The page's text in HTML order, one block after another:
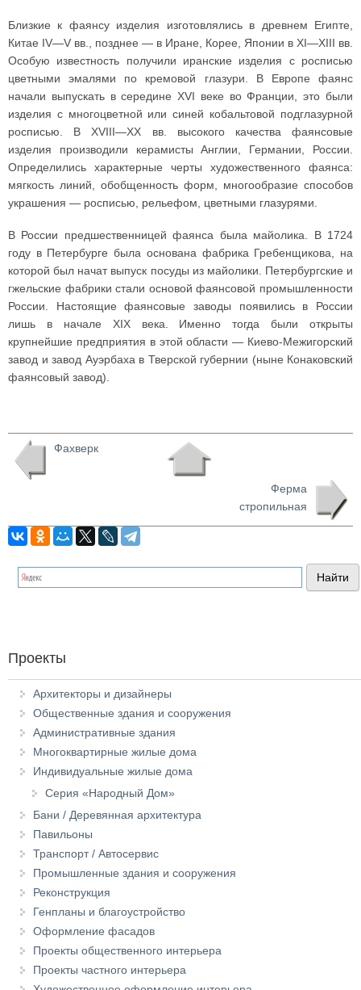
Близкие к фаянсу изделия изготовлялись в древнем Египте,
Китае IV—V вв., позднее — в Иране, Корее, Японии в XI—XIII вв.
Особую известность получили иранские изделия с росписью
цветными эмалями по кремовой глазури. В Европе фаянс
начали выпускать в середине XVI веке во Франции, это были
изделия с многоцветной или синей кобальтовой подглазурной
росписью. В XVIII—XX вв. высокого качества фаянсовые
изделия производили керамисты Англии, Германии, России.
Определились характерные черты художественного фаянса:
мягкость линий, обобщенность форм, многообразие способов
украшения — росписью, рельефом, цветными глазурями.
В России предшественницей фаянса была майолика. В 1724
году в Петербурге была основана фабрика Гребенщикова, на
которой был начат выпуск посуды из майолики. Петербургские и
гжельские фабрики стали основой фаянсовой промышленности
России. Настоящие фаянсовые заводы появились в России
лишь в начале XIX века. Именно тогда были открыты
крупнейшие предприятия в этой области — Киево-Межигорский
завод и завод Ауэрбаха в Тверской губернии (ныне Конаковский
фаянсовый завод).
Фахверк
Ферма
стропильная
Проекты
Архитекторы и дизайнеры
Общественные здания и сооружения
Административные здания
Многоквартирные жилые дома
Индивидуальные жилые дома
Серия «Народный Дом»
Бани / Деревянная архитектура
Павильоны
Транспорт / Автосервис
Промышленные здания и сооружения
Реконструкция
Генпланы и благоустройство
Оформление фасадов
Проекты общественного интерьера
Проекты частного интерьера